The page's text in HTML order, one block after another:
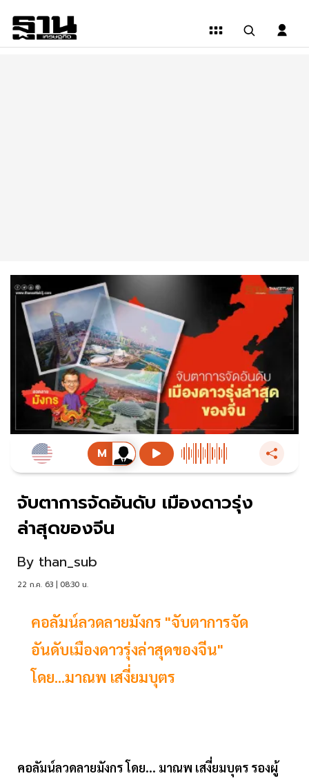
จับตาการจัดอันดับ เมืองดาวรุ่ง
ล่าสุดของจีน
By than_sub
22 ก.ค. 63 | 08:30 น.
คอลัมน์ลวดลายมังกร "จับตาการจัด
อันดับเมืองดาวรุ่งล่าสุดของจีน"
โดย...มาณพ เสงี่ยมบุตร
คอลัมน์ลวดลายมังกร โดย... มาณพ เสงี่ยมบุตร รองผู้